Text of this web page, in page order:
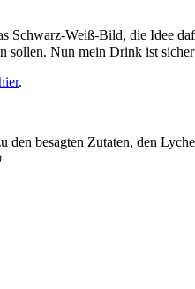
Schwarz-Weiß-Bild, die Idee
sollen. Nun mein Drink ist
.
den besagten Zutaten, den